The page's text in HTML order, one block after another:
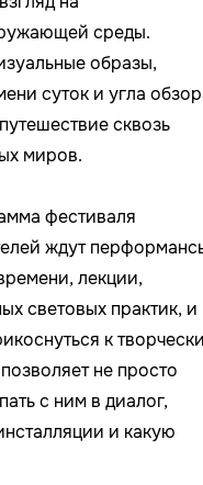
среды.
образы,
суток и угла
сквозь
миров.
фестиваля
ждут
лекции,
световых практик, и
к
не просто
с ним в диалог,
и какую